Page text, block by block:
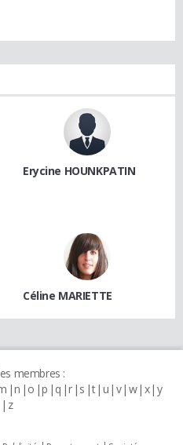
Erycine HOUNKPATIN
Céline MARIETTE
membres :
n o p q r s t u v w x y
z